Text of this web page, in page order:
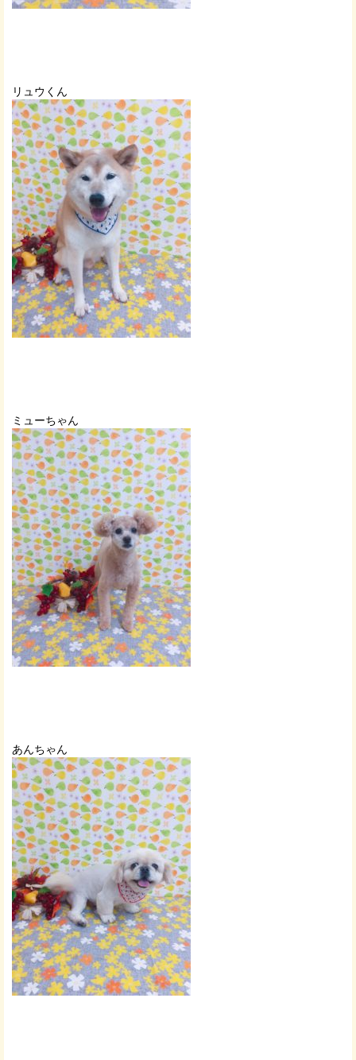
リュウくん
ミューちゃん
あんちゃん